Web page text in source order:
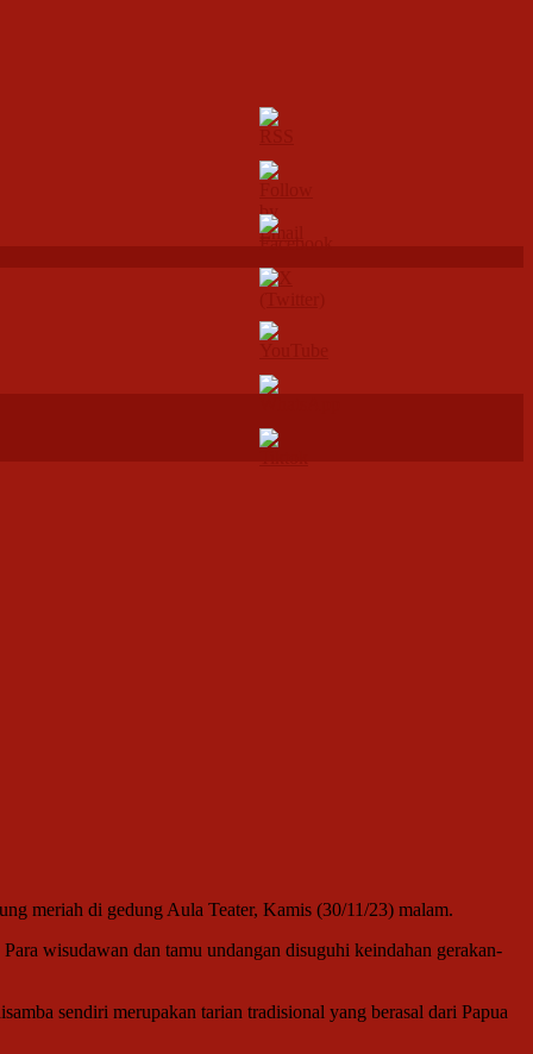
meriah di gedung Aula Teater, Kamis (30/11/23) malam.
wisudawan dan tamu undangan disuguhi keindahan gerakan-
sendiri merupakan tarian tradisional yang berasal dari Papua